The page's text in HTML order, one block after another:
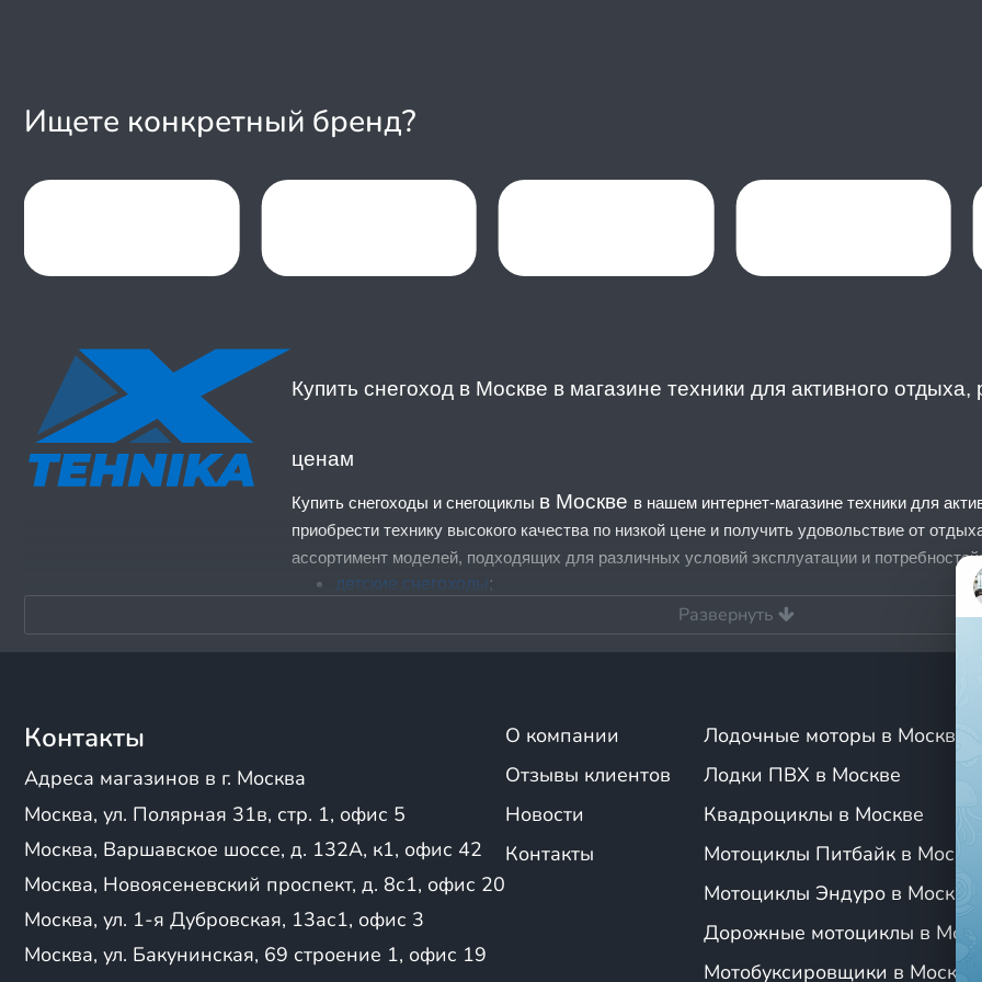
Ищете конкретный бренд?
Купить снегоход в Москве в магазине техники для активного
ценам
Купить снегоходы и снегоциклы в Москве в нашем интернет-магазине техники для
приобрести технику высокого качества по низкой цене и получить удовольствие от
ассортимент моделей, подходящих для различных условий эксплуатации и потребностей:
детские снегоходы;
утилитарные снегоходы;
снегоход для вас. Кроме того, мы сотрудничаем с проверенными производителями,
СКИДКИ и специальные предложения на снегоходы и зимнюю
В нашем магазине действуют распродажи на снегоходы, что позволяет вам сэкономить
ассортимент и предлагаем скидки на популярные модели, чтобы каждый мог найти
Снегоходы (бураны): как выбрать подходящую модель снеготехники
tehnika
Развернуть
Контакты
Адреса магазинов в г. Москва
Москва, ул. Полярная 31в, стр. 1, офис 5
Москва, Варшавское шоссе, д. 132А, к1, офис 42
Москва, Новоясеневский проспект, д. 8с1, офис 20
Москва, ул. 1-я Дубровская, 13ас1, офис 3
Москва, ул. Бакунинская, 69 строение 1, офис 19
О компании
Отзывы клиентов
Новости
Контакты
Лодочные моторы в Москве
Лодки ПВХ в Москве
Квадроциклы в Москве
Мотоциклы Питбайк в
Мотоциклы Эндуро в Москве
Дорожные мотоциклы в
Мотобуксировщики в Москве